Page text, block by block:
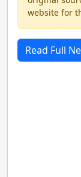
website for
Read Full